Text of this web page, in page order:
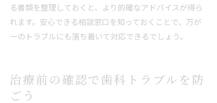
る書類を整理しておくと、より的確なアドバイスが得ら
れます。安心できる相談窓口を知っておくことで、万が
一のトラブルにも落ち着いて対応できるでしょう。
治療前の確認で歯科トラブルを防
ごう